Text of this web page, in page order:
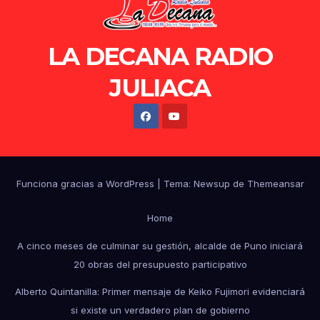
LA DECANA RADIO
JULIACA
Funciona gracias a WordPress Tema: Newsup de Themeansar
Home
A cinco meses de culminar su gestión, alcalde de Puno iniciará
20 obras del presupuesto participativo
Alberto Quintanilla: Primer mensaje de Keiko Fujimori evidenciará
si existe un verdadero plan de gobierno